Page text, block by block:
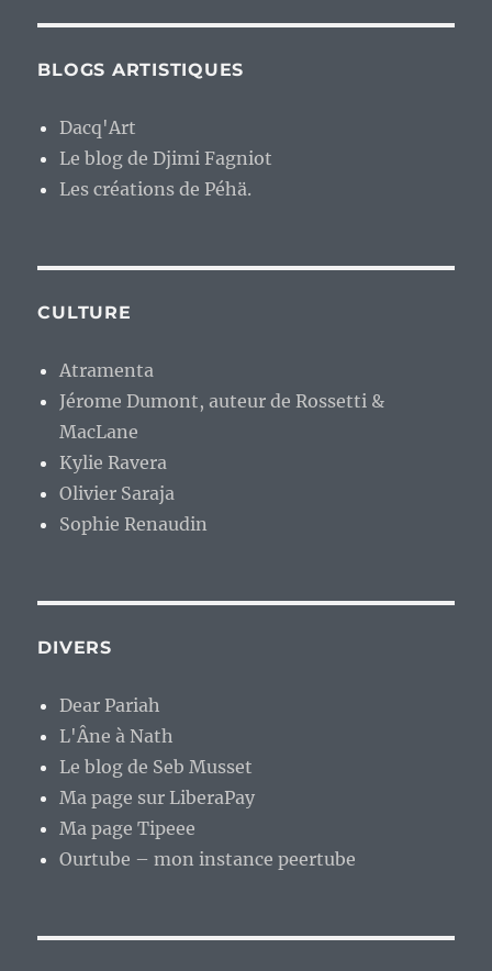
BLOGS ARTISTIQUES
Dacq'Art
Le blog de Djimi Fagniot
Les créations de Péhä.
CULTURE
Atramenta
Jérome Dumont, auteur de Rossetti &
MacLane
Kylie Ravera
Olivier Saraja
Sophie Renaudin
DIVERS
Dear Pariah
L'Âne à Nath
Le blog de Seb Musset
Ma page sur LiberaPay
Ma page Tipeee
Ourtube – mon instance peertube